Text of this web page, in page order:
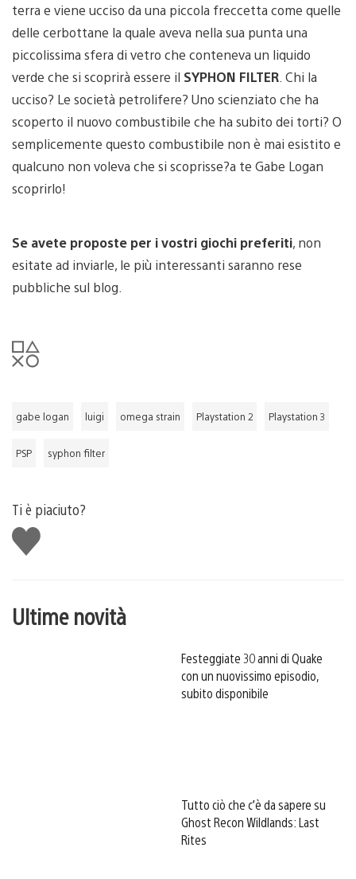
terra e viene ucciso da una piccola freccetta come quelle
delle cerbottane la quale aveva nella sua punta una
piccolissima sfera di vetro che conteneva un liquido
verde che si scoprirà essere il SYPHON FILTER . Chi la
ucciso? Le società petrolifere? Uno scienziato che ha
scoperto il nuovo combustibile che ha subito dei torti? O
semplicemente questo combustibile non è mai esistito e
qualcuno non voleva che si scoprisse?a te Gabe Logan
scoprirlo!
Se avete proposte per i vostri giochi preferiti, non
esitate ad inviarle, le più interessanti saranno rese
pubbliche sul blog.
gabe logan luigi omega strain Playstation 2 Playstation 3
PSP syphon filter
Ti è piaciuto?
Mi
piace
Ultime novità
Festeggiate 30 anni di Quake
con un nuovissimo episodio,
subito disponibile
Tutto ciò che c’è da sapere su
Ghost Recon Wildlands: Last
Rites